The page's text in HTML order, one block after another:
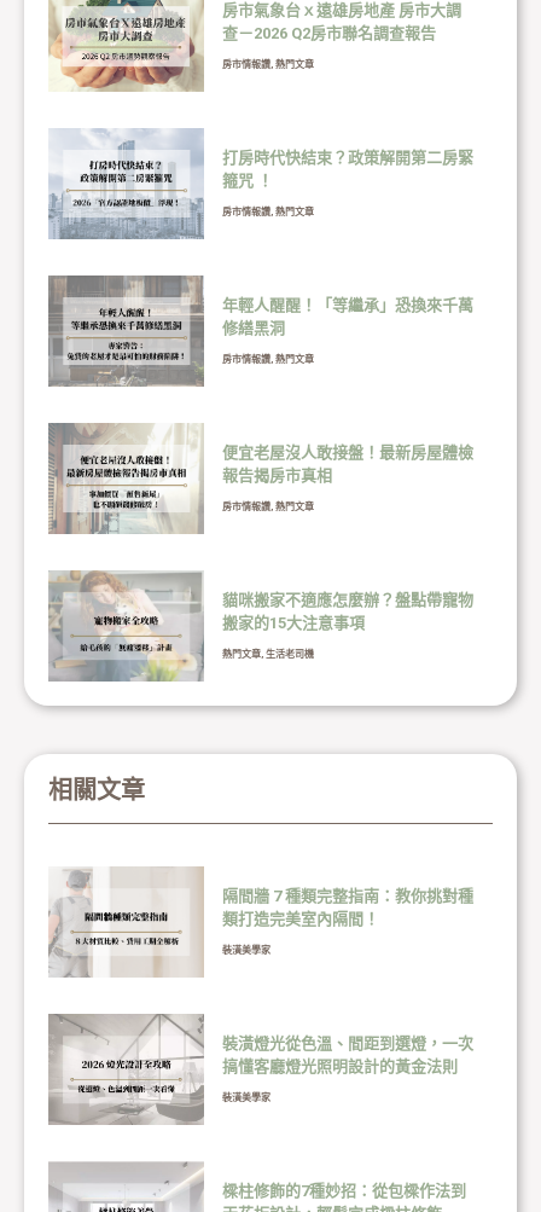
房市氣象台ｘ遠雄房地產 房市大調
查－2026 Q2房市聯名調查報告
房市情報讚, 熱門文章
打房時代快結束？政策解開第二房緊
箍咒 ！
房市情報讚, 熱門文章
年輕人醒醒！「等繼承」恐換來千萬
修繕黑洞
房市情報讚, 熱門文章
便宜老屋沒人敢接盤！最新房屋體檢
報告揭房市真相
房市情報讚, 熱門文章
貓咪搬家不適應怎麼辦？盤點帶寵物
搬家的15大注意事項
熱門文章, 生活老司機
相關文章
隔間牆 7 種類完整指南：教你挑對種
類打造完美室內隔間！
裝潢美學家
裝潢燈光從色溫、間距到選燈，一次
搞懂客廳燈光照明設計的黃金法則
裝潢美學家
樑柱修飾的7種妙招：從包樑作法到